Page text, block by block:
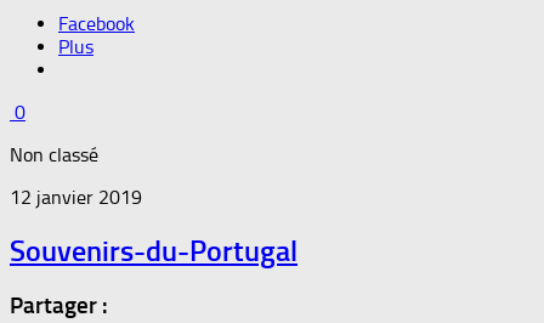
Facebook
Plus
0
Non classé
12 janvier 2019
Souvenirs-du-Portugal
Partager :